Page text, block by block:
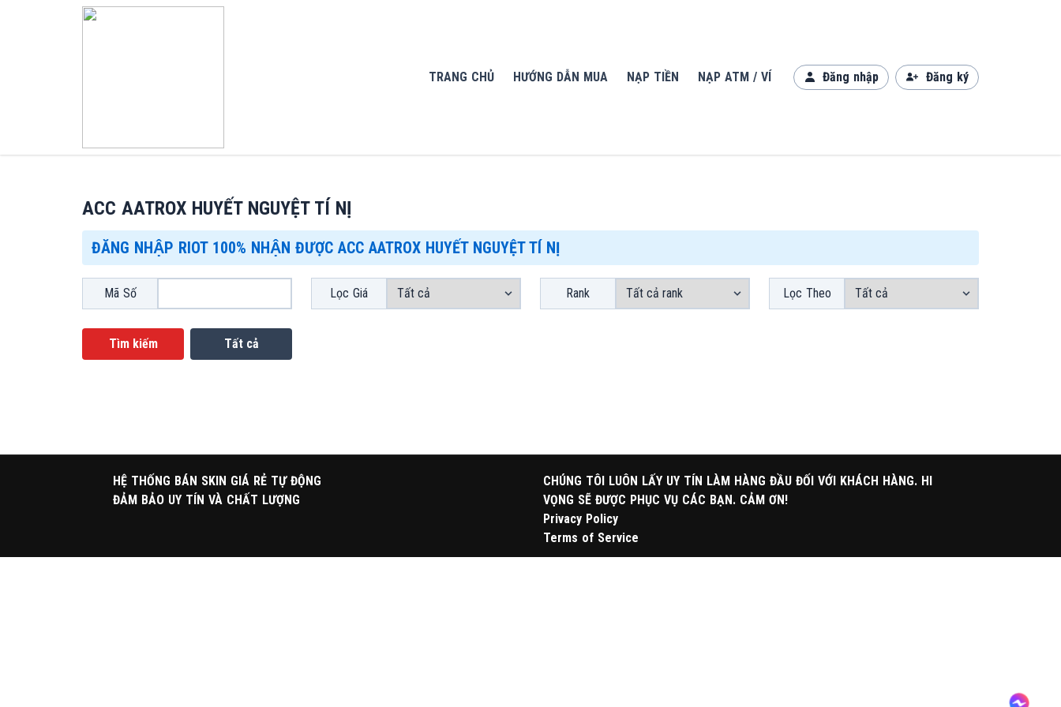
TRANG CHỦ HƯỚNG DẪN MUA NẠP TIỀN NẠP ATM / VÍ Đăng nhập Đăng ký
ACC AATROX HUYẾT NGUYỆT TÍ NỊ
ĐĂNG NHẬP RIOT 100% NHẬN ĐƯỢC ACC AATROX HUYẾT NGUYỆT TÍ NỊ
Mã Số Lọc Giá Rank Lọc Theo
Tìm kiếm Tất cả
HỆ THỐNG BÁN SKIN GIÁ RẺ TỰ ĐỘNG
ĐẢM BẢO UY TÍN VÀ CHẤT LƯỢNG
CHÚNG TÔI LUÔN LẤY UY TÍN LÀM HÀNG ĐẦU ĐỐI VỚI KHÁCH HÀNG. HI
VỌNG SẼ ĐƯỢC PHỤC VỤ CÁC BẠN. CẢM ƠN!
Privacy Policy
Terms of Service